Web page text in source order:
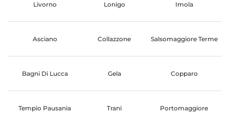
Livorno Lonigo Imola
Asciano Collazzone Salsomaggiore Terme
Bagni Di Lucca Gela Copparo
Tempio Pausania Trani Portomaggiore